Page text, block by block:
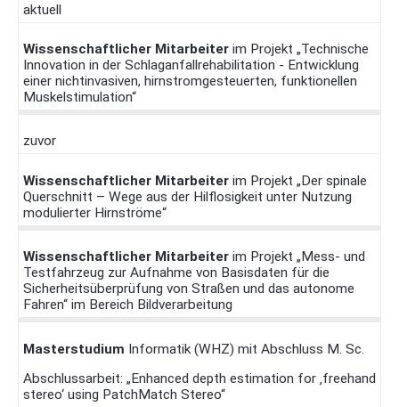
aktuell
Wissenschaftlicher Mitarbeiter im Projekt „Technische
Innovation in der Schlaganfallrehabilitation - Entwicklung
einer nichtinvasiven, hirnstromgesteuerten, funktionellen
Muskelstimulation“
zuvor
Wissenschaftlicher Mitarbeiter im Projekt „Der spinale
Querschnitt – Wege aus der Hilflosigkeit unter Nutzung
modulierter Hirnströme“
Wissenschaftlicher Mitarbeiter im Projekt „Mess- und
Testfahrzeug zur Aufnahme von Basisdaten für die
Sicherheitsüberprüfung von Straßen und das autonome
Fahren“ im Bereich Bildverarbeitung
Masterstudium Informatik (WHZ) mit Abschluss M. Sc.
Abschlussarbeit: „Enhanced depth estimation for ‚freehand
stereo‘ using PatchMatch Stereo“